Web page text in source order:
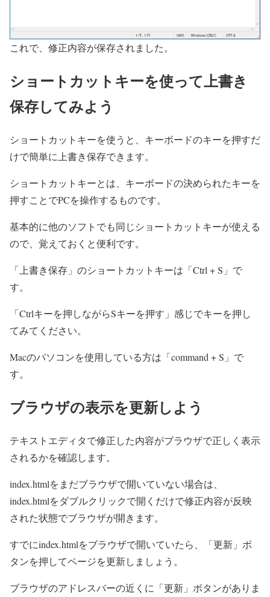
これで、修正内容が保存されました。
ショートカットキーを使って上書き
保存してみよう
ショートカットキーを使うと、キーボードのキーを押すだ
けで簡単に上書き保存できます。
ショートカットキーとは、キーボードの決められたキーを
押すことでPCを操作するものです。
基本的に他のソフトでも同じショートカットキーが使える
ので、覚えておくと便利です。
「上書き保存」のショートカットキーは「Ctrl + S」で
す。
「Ctrlキーを押しながらSキーを押す」 感じでキーを押し
てみてください。
Macのパソコンを使用している方は「command + S」で
す。
ブラウザの表示を更新しよう
テキストエディタで修正した内容がブラウザで正しく表示
されるかを確認します。
index.htmlをまだブラウザで開いていない場合は、
index.htmlをダブルクリックで開くだけで修正内容が反映
された状態でブラウザが開きます。
すでにindex.htmlをブラウザで開いていたら、「更新」ボ
タンを押してページを更新しましょう。
ブラウザのアドレスバーの近くに「更新」ボタンがありま